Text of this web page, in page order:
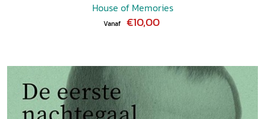
House of Memories
Vanaf €10,00